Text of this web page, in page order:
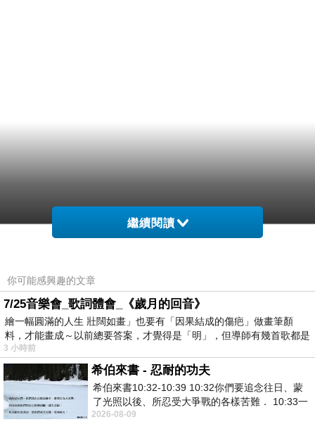
繼續閱讀
你可能感興趣的文章
7/25音樂會_歌詞體會_《歲月的回音》
繪一幅圓滿的人生 壯闊如畫」也要有「因果結成的傷疤」做畫筆顏
料，才能畫成～以前總要答案，才覺得是「明」，但導師有幾首歌都是
在教
3 小時前
希伯來書 - 忍耐的功夫
希伯來書10:32-10:39 10:32你們要追念往日、蒙
了光照以後、所忍受大爭戰的各樣苦難． 10:33一
面被毀謗、遭患難、成了戲景、叫眾人
2026-08-09